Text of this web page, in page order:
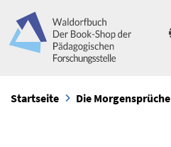
Startseite Die Morgensprüche